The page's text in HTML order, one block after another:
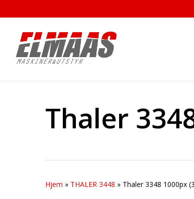
to
content
Thaler
Hjem » THALER 3448 » Thaler 3348 1000px